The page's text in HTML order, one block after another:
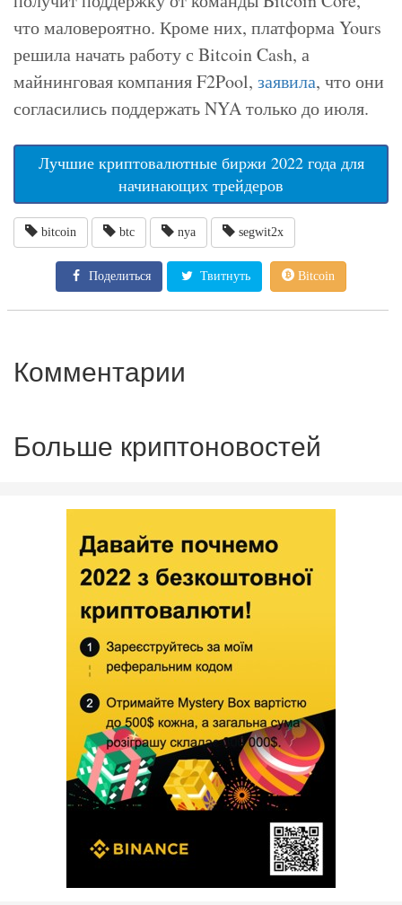
что маловероятно. Кроме них, платформа Yours
решила начать работу с Bitcoin Cash, а
майнинговая компания F2Pool, заявила, что они
согласились поддержать NYA только до июля.
Лучшие криптовалютные биржи 2022 года для
начинающих трейдеров
bitcoin btc nya segwit2x
Поделиться Твитнуть Bitcoin
Комментарии
Больше криптоновостей